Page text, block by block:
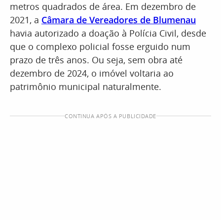
metros quadrados de área. Em dezembro de
2021, a Câmara de Vereadores de Blumenau
havia autorizado a doação à Polícia Civil, desde
que o complexo policial fosse erguido num
prazo de três anos. Ou seja, sem obra até
dezembro de 2024, o imóvel voltaria ao
patrimônio municipal naturalmente.
CONTINUA APÓS A PUBLICIDADE